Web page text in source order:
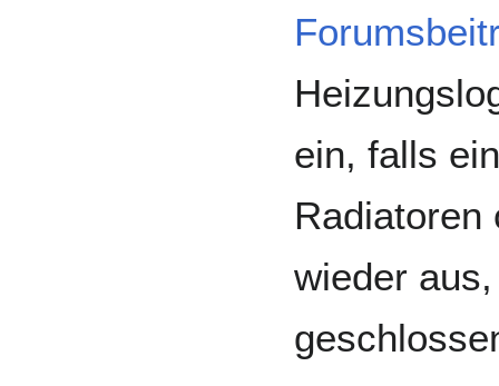
ein, falls
Radiatoren
wieder